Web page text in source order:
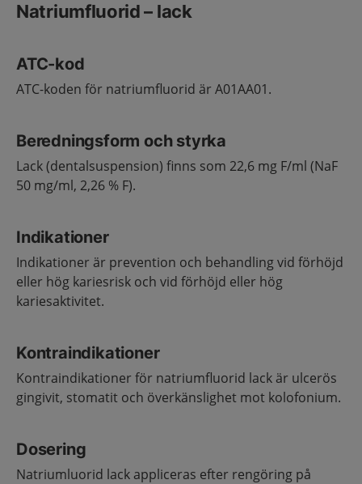
Natriumfluorid – lack
ATC-kod
ATC-koden för natriumfluorid är A01AA01.
Beredningsform och styrka
Lack (dentalsuspension) finns som 22,6 mg F/ml (NaF
50 mg/ml, 2,26 % F).
Indikationer
Indikationer är prevention och behandling vid förhöjd
eller hög kariesrisk och vid förhöjd eller hög
kariesaktivitet.
Kontraindikationer
Kontraindikationer för natriumfluorid lack är ulcerös
gingivit, stomatit och överkänslighet mot kolofonium.
Dosering
Natriumluorid lack appliceras efter rengöring på